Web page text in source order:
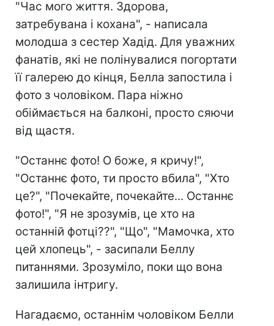
"Час мого життя. Здорова,
затребувана і кохана", - написала
молодша з сестер Хадід. Для уважних
фанатів, які не полінувалися погортати
її галерею до кінця, Белла запостила і
фото з чоловіком. Пара ніжно
обіймається на балконі, просто сяючи
від щастя.
"Останнє фото! О боже, я кричу!",
"Останнє фото, ти просто вбила", "Хто
це?", "Почекайте, почекайте... Останнє
фото!", "Я не зрозумів, це хто на
останній фотці??", "Що", "Мамочка, хто
цей хлопець", - засипали Беллу
питаннями. Зрозуміло, поки що вона
залишила інтригу.
Нагадаємо, останнім чоловіком Белли